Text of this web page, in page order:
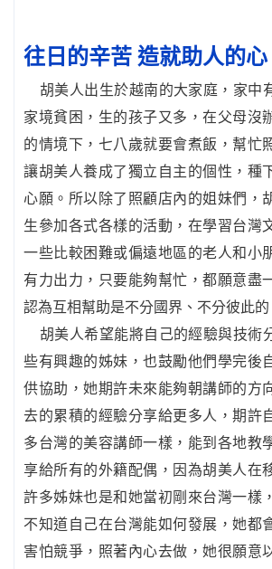
往日的辛苦 造就助人的心
胡美人出生於越南的大家庭，家中
家境貧困，生的孩子又多，在父母沒
的情境下，七八歲就要會煮飯，幫忙
讓胡美人養成了獨立自主的個性，種
心願。所以除了照顧店內的姐妹們，
生參加各式各樣的活動，在學習台灣
一些比較困難或偏遠地區的老人和小
有力出力，只要能夠幫忙，都願意盡
認為互相幫助是不分國界、不分彼此的
胡美人希望能將自己的經驗與技術
些有興趣的姊妹，也鼓勵他們學完後
供協助，她期許未來能夠朝講師的方
去的累積的經驗分享給更多人，期許
多台灣的美容講師一樣，能到各地教
享給所有的外籍配偶，因為胡美人在
許多姊妹也是和她當初剛來台灣一樣
不知道自己在台灣能如何發展，她都
害怕競爭，照著內心去做，她很願意